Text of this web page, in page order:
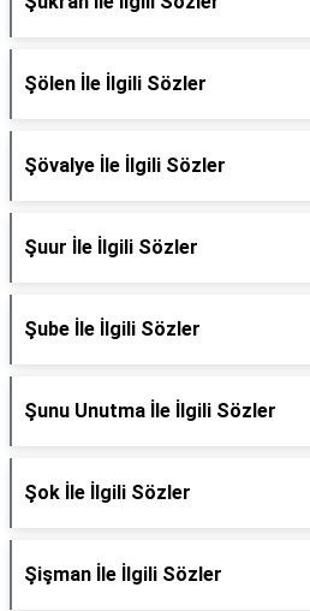
Şölen İle İlgili Sözler
Şövalye İle İlgili Sözler
Şuur İle İlgili Sözler
Şube İle İlgili Sözler
Şunu Unutma İle İlgili Sözler
Şok İle İlgili Sözler
Şişman İle İlgili Sözler